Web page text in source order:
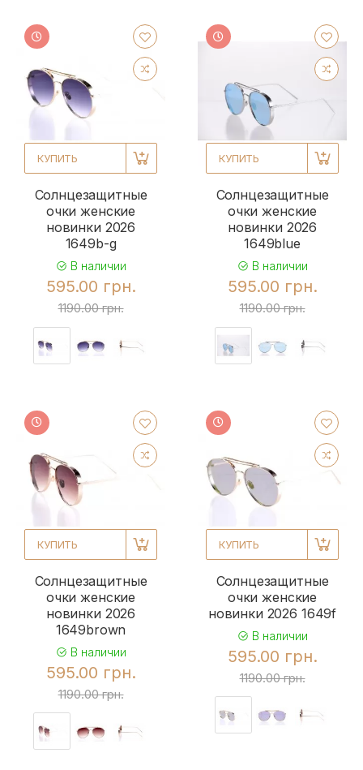
КУПИТЬ
Солнцезащитные
очки женские
новинки 2026
1649b-g
В наличии
595.00 грн.
1190.00 грн.
КУПИТЬ
Солнцезащитные
очки женские
новинки 2026
1649blue
В наличии
595.00 грн.
1190.00 грн.
КУПИТЬ
Солнцезащитные
очки женские
новинки 2026
1649brown
В наличии
595.00 грн.
1190.00 грн.
КУПИТЬ
Солнцезащитные
очки женские
новинки 2026 1649f
В наличии
595.00 грн.
1190.00 грн.